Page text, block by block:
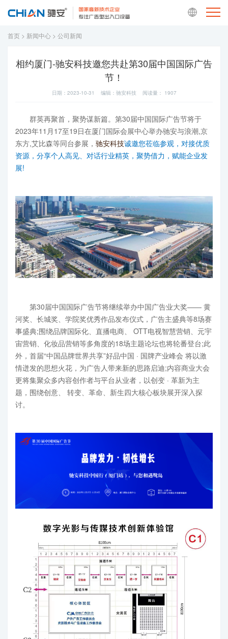
首页 > 新闻中心 > 公司新闻
相约厦门-驰安科技邀您共赴第30届中国国际广告
节！
日期：2023-10-31 编辑：驰安科技 阅读量： 1907
群英再聚首，聚势谋新篇。第30届中国国际广告节将于
2023年11月17至19日在厦门国际会展中心举办驰安与浪潮,京
东方,艾比森等同台参展， 驰安科技诚邀您莅临参观，对接优质
资源，分享个人高见、对话行业精英，聚势借力，赋能企业发
展!
第30届中国国际广告节将继续举办中国广告业大奖—— 黄
河奖、长城奖、学院奖优秀作品发布仪式，广告主盛典等8场赛
事盛典;围绕品牌国际化、直播电商、 OTT电视智慧营销、元宇
宙营销、化妆品营销等多角度的18场主题论坛也将轮番登台;此
外，首届“中国品牌世界共享”好品中国 · 国牌产业峰会 将以激
情迸发的思想火花，为广告人带来新的思路启迪;内容商业大会
更将集聚众多内容创作者与平台从业者，以创变 · 革新为主
题，围绕创意、 转变、革命、新生四大核心板块展开深入探
讨。